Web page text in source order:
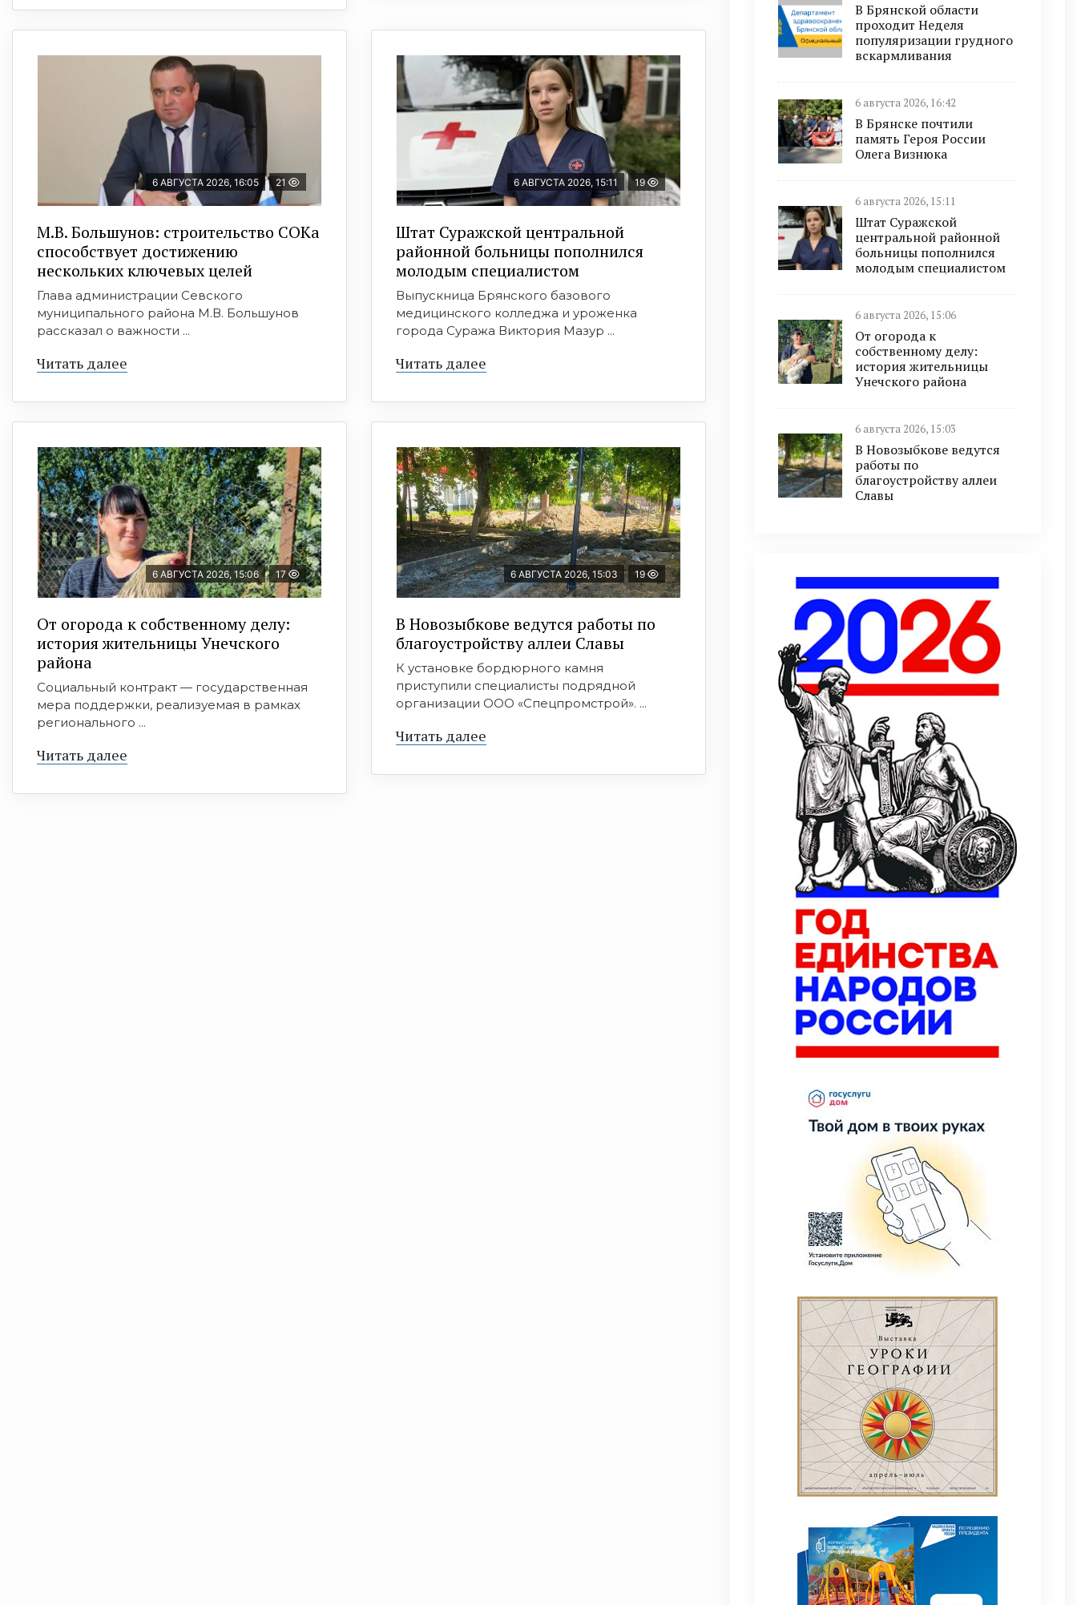
6 АВГУСТА 2026, 16:05 21
М.В. Большунов: строительство СОКа
способствует достижению
нескольких ключевых целей
Глава администрации Севского
муниципального района М.В. Большунов
рассказал о важности ...
Читать далее
6 АВГУСТА 2026, 15:11 19
Штат Суражской центральной
районной больницы пополнился
молодым специалистом
Выпускница Брянского базового
медицинского колледжа и уроженка
города Суража Виктория Мазур ...
Читать далее
6 АВГУСТА 2026, 15:06 17
От огорода к собственному делу:
история жительницы Унечского
района
Социальный контракт — государственная
мера поддержки, реализуемая в рамках
регионального ...
Читать далее
6 АВГУСТА 2026, 15:03 19
В Новозыбкове ведутся работы по
благоустройству аллеи Славы
К установке бордюрного камня
приступили специалисты подрядной
организации ООО «Спецпромстрой». ...
Читать далее
В Брянской области
проходит Неделя
популяризации грудного
вскармливания
6 августа 2026, 16:42
В Брянске почтили
память Героя России
Олега Визнюка
6 августа 2026, 15:11
Штат Суражской
центральной районной
больницы пополнился
молодым специалистом
6 августа 2026, 15:06
От огорода к
собственному делу:
история жительницы
Унечского района
6 августа 2026, 15:03
В Новозыбкове ведутся
работы по
благоустройству аллеи
Славы